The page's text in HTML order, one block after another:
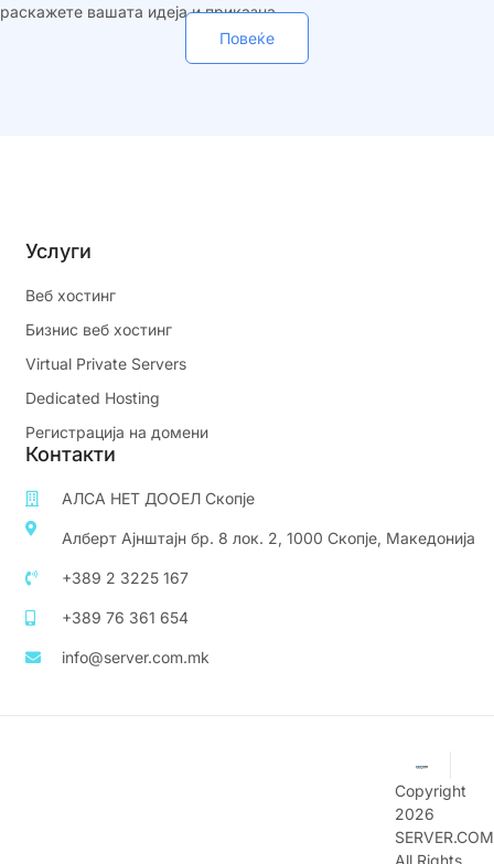
раскажете вашата идеја и приказна.
Повеќе
Услуги
Веб хостинг
Бизнис веб хостинг
Virtual Private Servers
Dedicated Hosting
Регистрација на домени
Контакти
АЛСА НЕТ ДООЕЛ Скопје
Алберт Ајнштајн бр. 8 лок. 2, 1000 Скопје, Македонија
+389 2 3225 167
+389 76 361 654
info@server.com.mk
Copyright
2026